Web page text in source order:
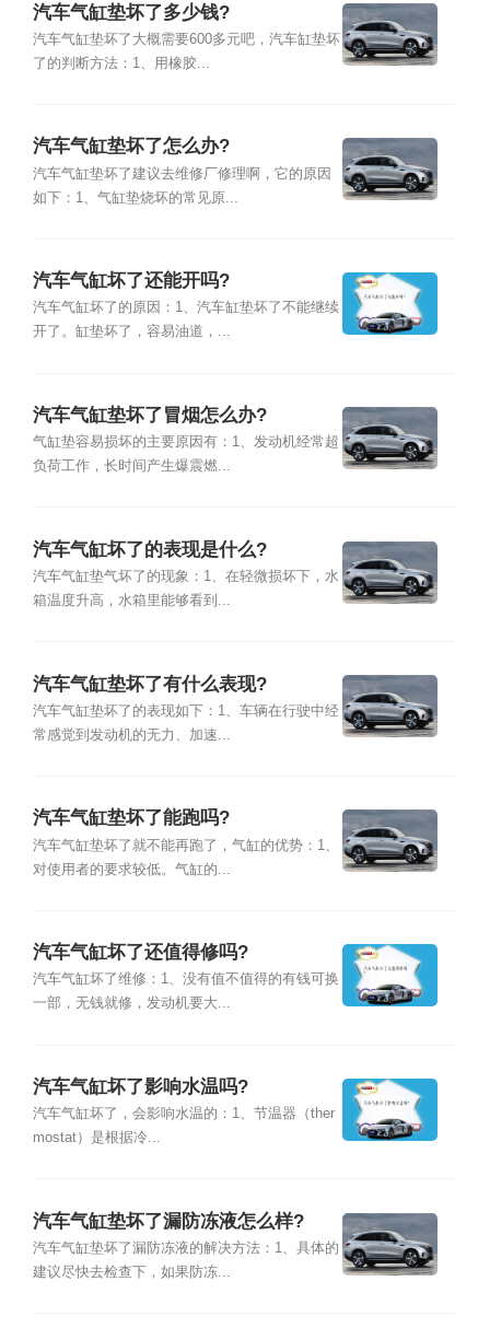
汽车气缸垫坏了多少钱?
汽车气缸垫坏了大概需要600多元吧，汽车缸垫坏
了的判断方法：1、用橡胶...
汽车气缸垫坏了怎么办?
汽车气缸垫坏了建议去维修厂修理啊，它的原因
如下：1、气缸垫烧坏的常见原...
汽车气缸坏了还能开吗?
汽车气缸坏了的原因：1、汽车缸垫坏了不能继续
开了。缸垫坏了，容易油道，...
汽车气缸垫坏了冒烟怎么办?
气缸垫容易损坏的主要原因有：1、发动机经常超
负荷工作，长时间产生爆震燃...
汽车气缸坏了的表现是什么?
汽车气缸垫气坏了的现象：1、在轻微损坏下，水
箱温度升高，水箱里能够看到...
汽车气缸垫坏了有什么表现?
汽车气缸垫坏了的表现如下：1、车辆在行驶中经
常感觉到发动机的无力、加速...
汽车气缸垫坏了能跑吗?
汽车气缸垫坏了就不能再跑了，气缸的优势：1、
对使用者的要求较低。气缸的...
汽车气缸坏了还值得修吗?
汽车气缸坏了维修：1、没有值不值得的有钱可换
一部，无钱就修，发动机要大...
汽车气缸坏了影响水温吗?
汽车气缸坏了，会影响水温的：1、节温器（ther
mostat）是根据冷...
汽车气缸垫坏了漏防冻液怎么样?
汽车气缸垫坏了漏防冻液的解决方法：1、具体的
建议尽快去检查下，如果防冻...